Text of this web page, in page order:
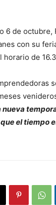
6 de octubre,
con su
horario de
el tiempo